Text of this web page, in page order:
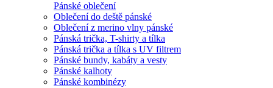
Pánské oblečení
Oblečení do deště pánské
Oblečení z merino vlny pánské
Pánská trička, T-shirty a tílka
Pánská trička a tílka s UV filtrem
Pánské bundy, kabáty a vesty
Pánské kalhoty
Pánské kombinézy